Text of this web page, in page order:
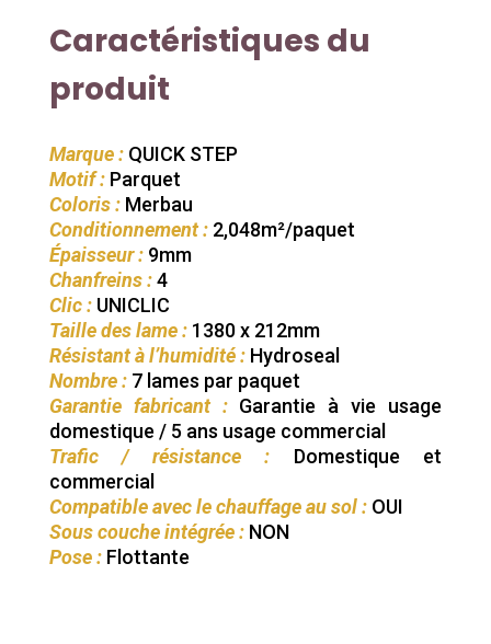
Caractéristiques du
produit
Marque :QUICK STEP
Motif :Parquet
Coloris :Merbau
Conditionnement :2,048m²/paquet
Épaisseur :9mm
Chanfreins :4
Clic :UNICLIC
Taille des lame :1380 x 212mm
Résistant à l’humidité :Hydroseal
Nombre :7 lames par paquet
Garantie fabricant :Garantie à vie usage
domestique / 5 ans usage commercial
Trafic / résistance : Domestique et
commercial
Compatible avec le chauffage au sol :OUI
Sous couche intégrée : NON
Pose : Flottante